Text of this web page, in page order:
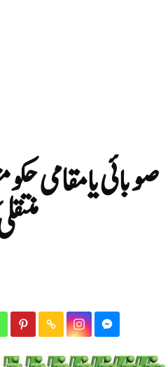
صوبائی یا مقامی